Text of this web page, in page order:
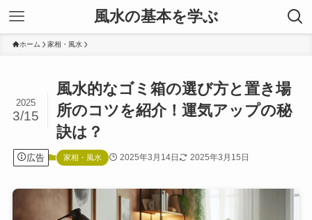
風水の基本を学ぶ
ホーム 家相・風水
風水的なゴミ箱の選び方と置き場
所のコツを紹介！運気アップの秘
訣は？
2025
3/15
広告 家相・風水 2025年3月14日 2025年3月15日